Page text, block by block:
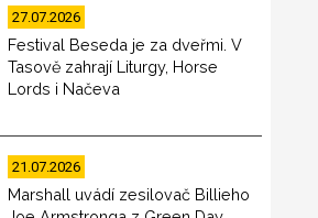
27.07.2026
Festival Beseda je za dveřmi. V
Tasově zahrají Liturgy, Horse
Lords i Načeva
21.07.2026
Marshall uvádí zesilovač Billieho